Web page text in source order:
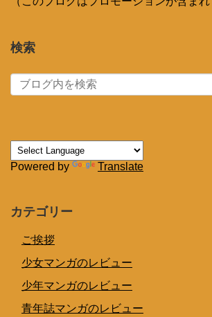
検索
Powered by Translate
カテゴリー
ご挨拶
少女マンガのレビュー
少年マンガのレビュー
青年誌マンガのレビュー